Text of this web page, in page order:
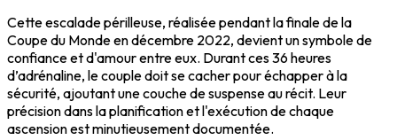
Cette escalade périlleuse, réalisée pendant la finale de la
Coupe du Monde en décembre 2022, devient un symbole de
confiance et d'amour entre eux. Durant ces 36 heures
d’adrénaline, le couple doit se cacher pour échapper à la
sécurité, ajoutant une couche de suspense au récit. Leur
précision dans la planification et l'exécution de chaque
ascension est minutieusement documentée.